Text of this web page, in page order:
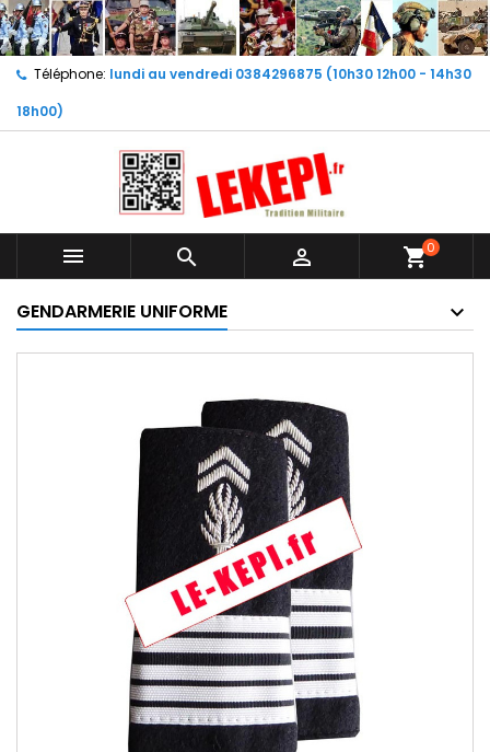
Téléphone: lundi au vendredi 0384296875 (10h30 12h00 - 14h30
18h00)
   shopping_cart0
GENDARMERIE UNIFORME